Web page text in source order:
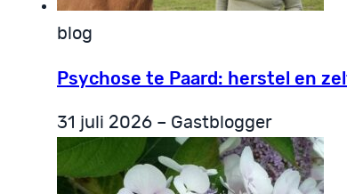
blog
Psychose te Paard: herstel en
31 juli 2026 – Gastblogger